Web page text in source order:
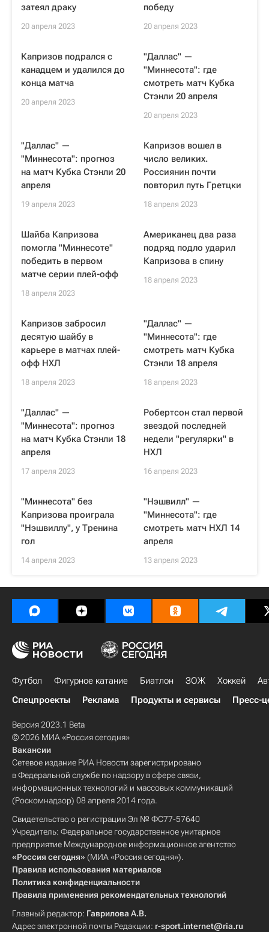
затеял драку
20 апреля 2023
победу
20 апреля 2023
Капризов подрался с
канадцем и удалился до
конца матча
20 апреля 2023
"Даллас" —
"Миннесота": где
смотреть матч Кубка
Стэнли 20 апреля
20 апреля 2023
"Даллас" —
"Миннесота": прогноз
на матч Кубка Стэнли 20
апреля
19 апреля 2023
Капризов вошел в
число великих.
Россиянин почти
повторил путь Гретцки
18 апреля 2023
Шайба Капризова
помогла "Миннесоте"
победить в первом
матче серии плей-офф
18 апреля 2023
Американец два раза
подряд подло ударил
Капризова в спину
18 апреля 2023
Капризов забросил
десятую шайбу в
карьере в матчах плей-
офф НХЛ
18 апреля 2023
"Даллас" —
"Миннесота": где
смотреть матч Кубка
Стэнли 18 апреля
18 апреля 2023
"Даллас" —
"Миннесота": прогноз
на матч Кубка Стэнли 18
апреля
17 апреля 2023
Робертсон стал первой
звездой последней
недели "регулярки" в
НХЛ
16 апреля 2023
"Миннесота" без
Капризова проиграла
"Нэшвиллу", у Тренина
гол
14 апреля 2023
"Нэшвилл" —
"Миннесота": где
смотреть матч НХЛ 14
апреля
13 апреля 2023
Футбол Фигурное катание Биатлон ЗОЖ Хоккей
Спецпроекты
Реклама Продукты и сервисы Пресс-
Версия 2023.1 Beta
© 2026 МИА «Россия сегодня»
Вакансии
Сетевое издание РИА Новости зарегистрировано
в Федеральной службе по надзору в сфере связи,
информационных технологий и массовых коммуникаций
(Роскомнадзор) 08 апреля 2014 года.
Свидетельство о регистрации Эл № ФС77-57640
Учредитель: Федеральное государственное унитарное
предприятие Международное информационное агентство
«Россия сегодня» (МИА «Россия сегодня»).
Правила использования материалов
Политика конфиденциальности
Правила применения рекомендательных технологий
Главный редактор: Гаврилова А.В.
Адрес электронной почты Редакции: r-sport.internet@ria.ru